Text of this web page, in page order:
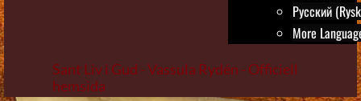
Русский
More
Sant Liv i Gud - Vassula Rydén - Officiell
hemsida